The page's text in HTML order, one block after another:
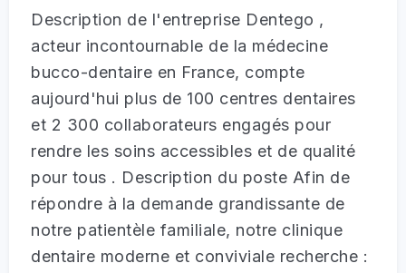
Description de l'entreprise Dentego ,
acteur incontournable de la médecine
bucco-dentaire en France, compte
aujourd'hui plus de 100 centres dentaires
et 2 300 collaborateurs engagés pour
rendre les soins accessibles et de qualité
pour tous . Description du poste Afin de
répondre à la demande grandissante de
notre patientèle familiale, notre clinique
dentaire moderne et conviviale recherche :